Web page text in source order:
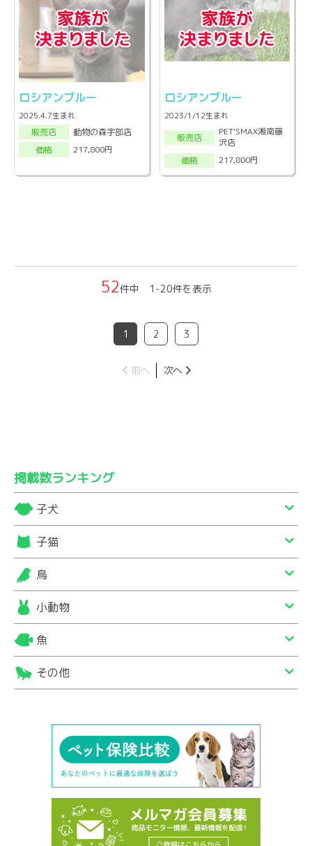
ロシアンブルー
2025.4.7生まれ
販売店
動物の森宇部店
価格
217,800円
ロシアンブルー
2023/1/12生まれ
販売店
PET'SMAX湘南藤
沢店
価格
217,800円
52件中 1-20件を表示
1 2 3
前へ 次へ
掲載数ランキング
子犬
子猫
鳥
小動物
魚
その他